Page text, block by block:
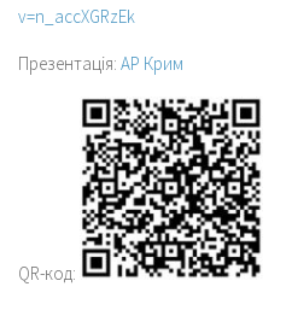
v=n_accXGRzEk
Презентація: АР Крим
QR-код: